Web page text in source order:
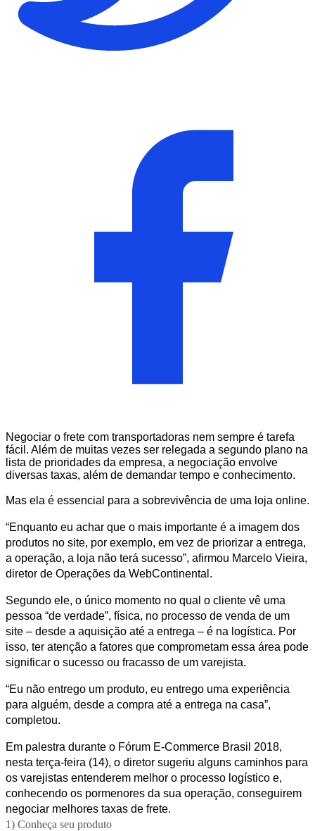
Negociar o frete com transportadoras nem sempre é tarefa
fácil. Além de muitas vezes ser relegada a segundo plano na
lista de prioridades da empresa, a negociação envolve
diversas taxas, além de demandar tempo e conhecimento.
Mas ela é essencial para a sobrevivência de uma loja online.
“Enquanto eu achar que o mais importante é a imagem dos
produtos no site, por exemplo, em vez de priorizar a entrega,
a operação, a loja não terá sucesso”, afirmou Marcelo Vieira,
diretor de Operações da WebContinental.
Segundo ele, o único momento no qual o cliente vê uma
pessoa “de verdade”, física, no processo de venda de um
site – desde a aquisição até a entrega – é na logística. Por
isso, ter atenção a fatores que comprometam essa área pode
significar o sucesso ou fracasso de um varejista.
“Eu não entrego um produto, eu entrego uma experiência
para alguém, desde a compra até a entrega na casa”,
completou.
Em palestra durante o Fórum E-Commerce Brasil 2018,
nesta terça-feira (14), o diretor sugeriu alguns caminhos para
os varejistas entenderem melhor o processo logístico e,
conhecendo os pormenores da sua operação, conseguirem
negociar melhores taxas de frete.
1) Conheça seu produto